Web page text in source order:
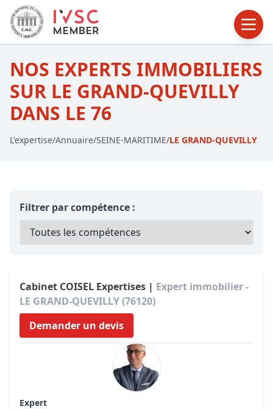
NOS EXPERTS IMMOBILIERS
SUR LE GRAND-QUEVILLY
DANS LE 76
L'expertise/Annuaire/SEINE-MARITIME/LE GRAND-QUEVILLY
Filtrer par compétence :
Cabinet COISEL Expertises | Expert immobilier -
LE GRAND-QUEVILLY (76120)
Demander un devis
Expert